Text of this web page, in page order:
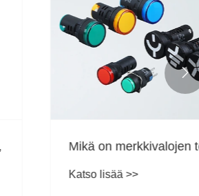
Mikä on merkkivalojen tehtävä?
Katso lisää >>
